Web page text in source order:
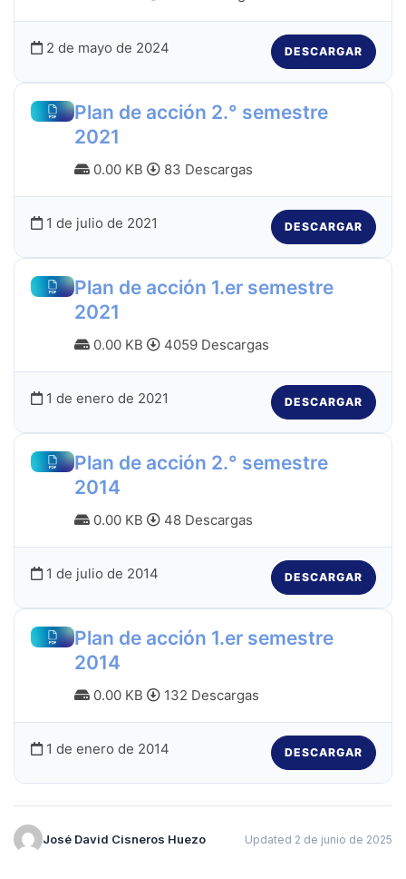
2 de mayo de 2024 DESCARGAR
Plan de acción 2.° semestre
2021
0.00 KB 83 Descargas
1 de julio de 2021 DESCARGAR
Plan de acción 1.er semestre
2021
0.00 KB 4059 Descargas
1 de enero de 2021 DESCARGAR
Plan de acción 2.° semestre
2014
0.00 KB 48 Descargas
1 de julio de 2014 DESCARGAR
Plan de acción 1.er semestre
2014
0.00 KB 132 Descargas
1 de enero de 2014 DESCARGAR
José David Cisneros Huezo Updated 2 de junio de 2025